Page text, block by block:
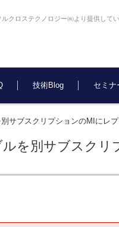
ルクロステクノロジー㈱より提供してい
技術Blog セミナ
サブスクリプションのMIにレ
ルを別サブスク